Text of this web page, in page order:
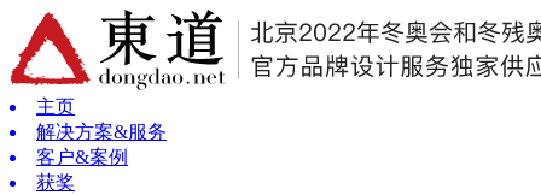
主页
解决方案&服务
客户&案例
获奖